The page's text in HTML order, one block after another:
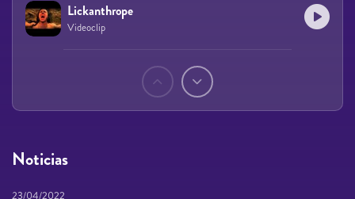
Noticias
23/04/2022
Lickanthrope
Videoclip